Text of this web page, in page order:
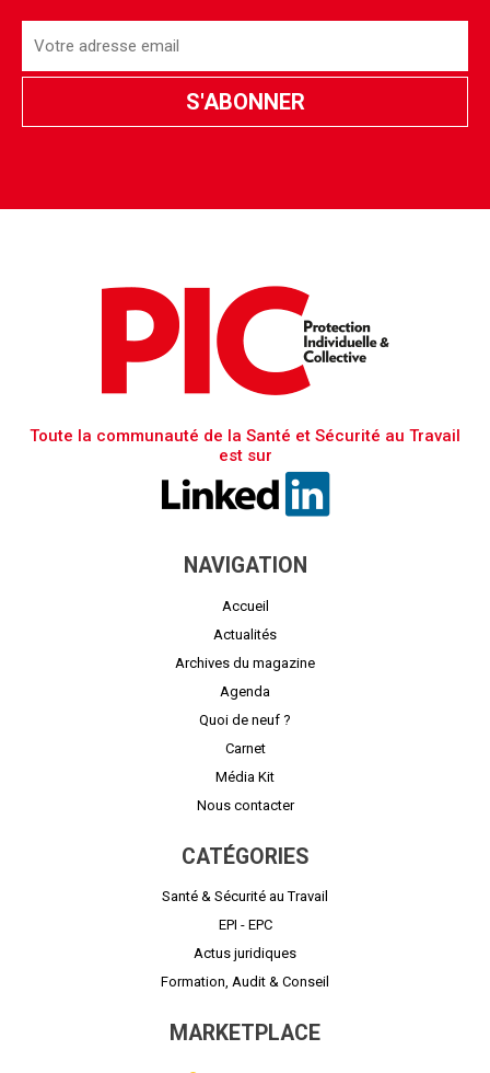
Toute la communauté de la Santé et Sécurité au Travail
est sur
NAVIGATION
Accueil
Actualités
Archives du magazine
Agenda
Quoi de neuf ?
Carnet
Média Kit
Nous contacter
CATÉGORIES
Santé & Sécurité au Travail
EPI - EPC
Actus juridiques
Formation, Audit & Conseil
MARKETPLACE